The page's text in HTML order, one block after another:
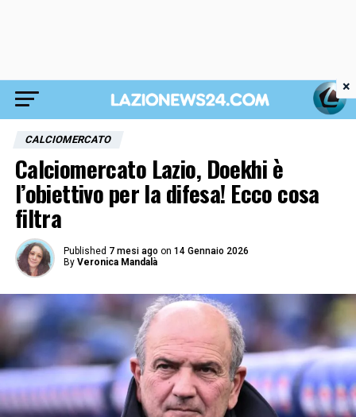
CALCIOMERCATO
Calciomercato Lazio, Doekhi è
l’obiettivo per la difesa! Ecco cosa
filtra
Published 7 mesi ago on 14 Gennaio 2026
By Veronica Mandalà
×